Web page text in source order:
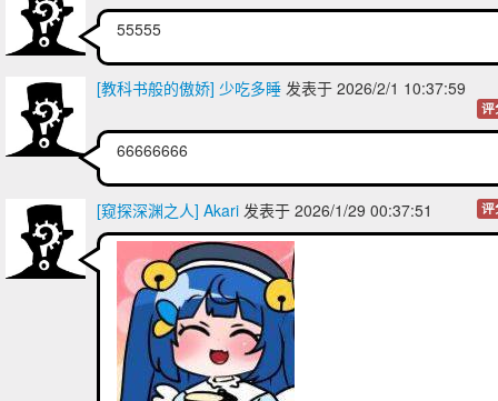
55555
[教科书般的傲娇] 少吃多睡 发表于 2026/2/1 10:37:59
评
66666666
[窥探深渊之人] Akari 发表于 2026/1/29 00:37:51 评